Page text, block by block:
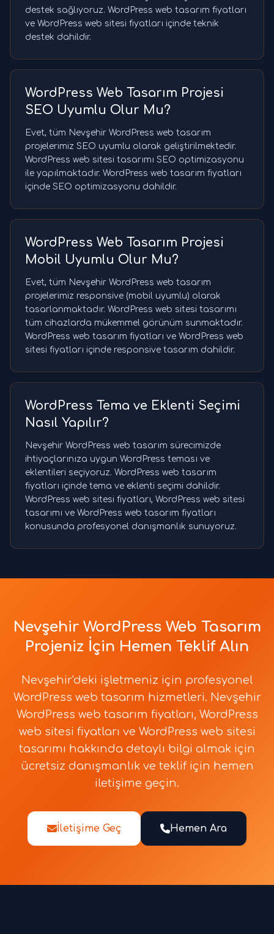
destek sağlıyoruz. WordPress web tasarım fiyatları
ve WordPress web sitesi fiyatları içinde teknik
destek dahildir.
WordPress Web Tasarım Projesi
SEO Uyumlu Olur Mu?
Evet, tüm Nevşehir WordPress web tasarım
projelerimiz SEO uyumlu olarak geliştirilmektedir.
WordPress web sitesi tasarımı SEO optimizasyonu
ile yapılmaktadır. WordPress web tasarım fiyatları
içinde SEO optimizasyonu dahildir.
WordPress Web Tasarım Projesi
Mobil Uyumlu Olur Mu?
Evet, tüm Nevşehir WordPress web tasarım
projelerimiz responsive (mobil uyumlu) olarak
tasarlanmaktadır. WordPress web sitesi tasarımı
tüm cihazlarda mükemmel görünüm sunmaktadır.
WordPress web tasarım fiyatları ve WordPress web
sitesi fiyatları içinde responsive tasarım dahildir.
WordPress Tema ve Eklenti Seçimi
Nasıl Yapılır?
Nevşehir WordPress web tasarım sürecimizde
ihtiyaçlarınıza uygun WordPress teması ve
eklentileri seçiyoruz. WordPress web tasarım
fiyatları içinde tema ve eklenti seçimi dahildir.
WordPress web sitesi fiyatları, WordPress web sitesi
tasarımı ve WordPress web tasarım fiyatları
konusunda profesyonel danışmanlık sunuyoruz.
Nevşehir WordPress Web Tasarım
Projeniz İçin Hemen Teklif Alın
Nevşehir'deki işletmeniz için profesyonel
WordPress web tasarım hizmetleri. Nevşehir
WordPress web tasarım fiyatları, WordPress
web sitesi fiyatları ve WordPress web sitesi
tasarımı hakkında detaylı bilgi almak için
ücretsiz danışmanlık ve teklif için hemen
iletişime geçin.
İletişime Geç Hemen Ara